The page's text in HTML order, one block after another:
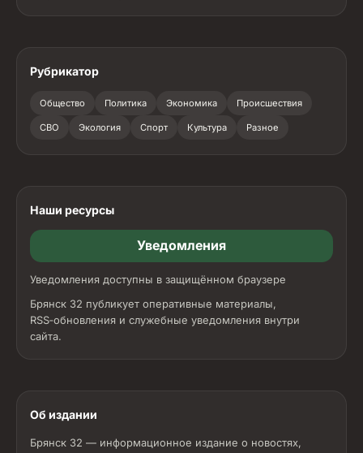
Рубрикатор
Общество Политика Экономика Происшествия
СВО Экология Спорт Культура Разное
Наши ресурсы
Уведомления
Уведомления доступны в защищённом браузере
Брянск 32 публикует оперативные материалы,
RSS‑обновления и служебные уведомления внутри
сайта.
Об издании
Брянск 32 — информационное издание о новостях,